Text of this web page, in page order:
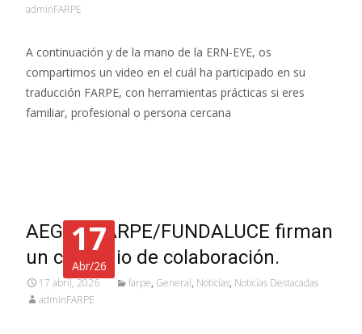
adminFARPE
A continuación y de la mano de la ERN-EYE, os
compartimos un video en el cuál ha participado en su
traducción FARPE, con herramientas prácticas si eres
familiar, profesional o persona cercana
17
Abr/26
AEGH y FARPE/FUNDALUCE firman
un convenio de colaboración.
17 abril, 2026 farpe, General, Noticias, Noticias Destacadas
adminFARPE